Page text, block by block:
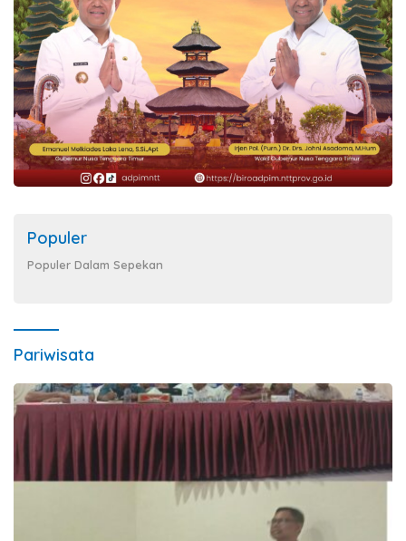
Populer
Populer Dalam Sepekan
Pariwisata